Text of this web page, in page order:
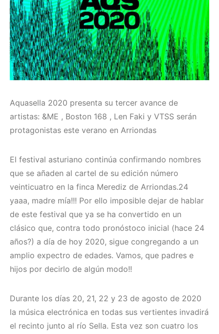
Aquasella 2020 presenta su tercer avance de
artistas: &ME , Boston 168 , Len Faki y VTSS serán
protagonistas este verano en Arriondas
El festival asturiano continúa confirmando nombres
que se añaden al cartel de su edición número
veinticuatro en la finca Merediz de Arriondas.24
yaaa, madre mía!!! Por ello imposible dejar de hablar
de este festival que ya se ha convertido en un
clásico que, contra todo pronóstoco inicial (hace 24
años?) a día de hoy 2020, sigue congregando a un
amplio expectro de edades. Vamos, que padres e
hijos por decirlo de algún modo!!
Durante los días 20, 21, 22 y 23 de agosto de 2020
la música electrónica en todas sus vertientes invadirá
el recinto junto al río Sella. Esta vez son cuatro los